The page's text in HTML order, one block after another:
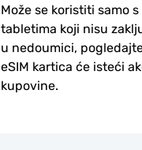
Može se koristiti samo
tabletima koji nisu
u nedoumici,
eSIM kartica će isteći
kupovine.